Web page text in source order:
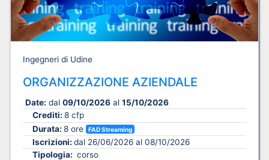
Ingegneri di Udine
ORGANIZZAZIONE AZIENDALE
Date: dal 09/10/2026 al 15/10/2026
Crediti: 8 cfp
Durata: 8 ore FAD Streaming
Iscrizioni: dal 26/06/2026 al 08/10/2026
Tipologia: corso